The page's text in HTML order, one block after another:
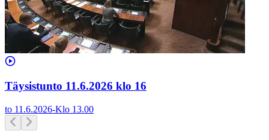
Täysistunto 11.6.2026 klo 16
to 11.6.2026-Klo 13.00